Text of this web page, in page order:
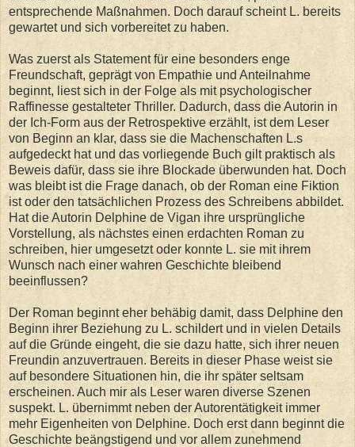
entsprechende Maßnahmen. Doch darauf scheint L. bereits
gewartet und sich vorbereitet zu haben.
Was zuerst als Statement für eine besonders enge
Freundschaft, geprägt von Empathie und Anteilnahme
beginnt, liest sich in der Folge als mit psychologischer
Raffinesse gestalteter Thriller. Dadurch, dass die Autorin in
der Ich-Form aus der Retrospektive erzählt, ist dem Leser
von Beginn an klar, dass sie die Machenschaften L.s
aufgedeckt hat und das vorliegende Buch gilt praktisch als
Beweis dafür, dass sie ihre Blockade überwunden hat. Doch
was bleibt ist die Frage danach, ob der Roman eine Fiktion
ist oder den tatsächlichen Prozess des Schreibens abbildet.
Hat die Autorin Delphine de Vigan ihre ursprüngliche
Vorstellung, als nächstes einen erdachten Roman zu
schreiben, hier umgesetzt oder konnte L. sie mit ihrem
Wunsch nach einer wahren Geschichte bleibend
beeinflussen?
Der Roman beginnt eher behäbig damit, dass Delphine den
Beginn ihrer Beziehung zu L. schildert und in vielen Details
auf die Gründe eingeht, die sie dazu hatte, sich ihrer neuen
Freundin anzuvertrauen. Bereits in dieser Phase weist sie
auf besondere Situationen hin, die ihr später seltsam
erscheinen. Auch mir als Leser waren diverse Szenen
suspekt. L. übernimmt neben der Autorentätigkeit immer
mehr Eigenheiten von Delphine. Doch erst dann beginnt die
Geschichte beängstigend und vor allem zunehmend